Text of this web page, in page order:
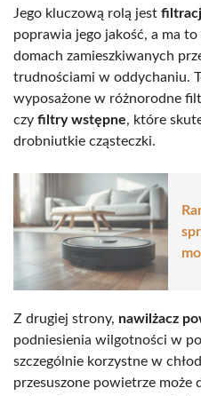
Jego kluczową rolą jest
poprawia jego jakość, a ma
domach zamieszkiwanych
trudnościami w oddychaniu.
wyposażone w różnorodne
czy filtry wstępne, które
drobniutkie cząsteczki.
Z drugiej strony, nawilżacz
podniesienia wilgotności w
szczególnie korzystne w
przesuszone powietrze może